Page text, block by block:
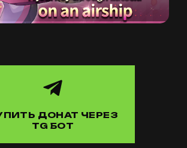
ДОНАТ ЧЕРЕЗ
TG БОТ